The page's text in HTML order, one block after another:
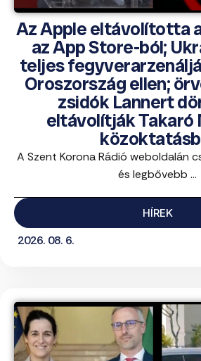
Az Apple eltávolította
az App Store-ból;
teljes
Oroszország ellen;
zsidók Lannert
eltávolítják Takaró
A Szent Korona Rádió weboldalán
és legbővebb ...
HÍREK
2026. 08. 6.